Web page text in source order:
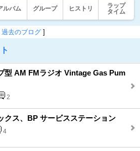
ルバム グループ ヒストリ
ラップ
タイム
過去のブログ ]
型 AM FMラジオ Vintage Gas Pum
2
クス、BP サービスステーション
4